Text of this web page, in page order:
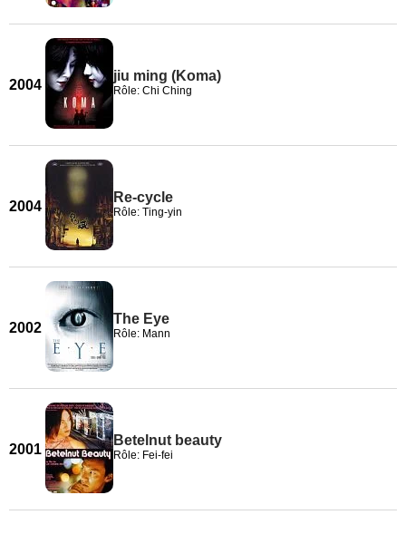
2004
jiu ming (Koma)
Rôle: Chi Ching
2004
Re-cycle
Rôle: Ting-yin
2002
The Eye
Rôle: Mann
2001
Betelnut beauty
Rôle: Fei-fei